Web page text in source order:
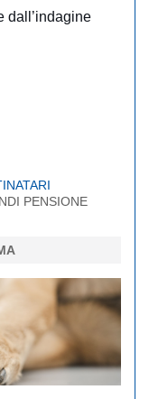
dall’indagine
PENSIONE